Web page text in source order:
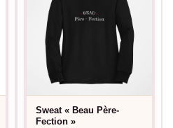
Sweat « Beau Père-
Fection »